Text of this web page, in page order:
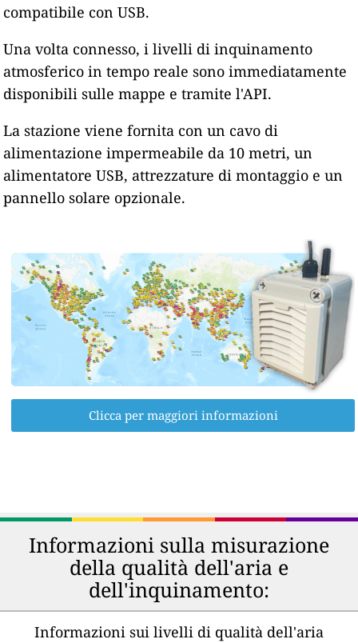
compatibile con USB.
Una volta connesso, i livelli di inquinamento
atmosferico in tempo reale sono immediatamente
disponibili sulle mappe e tramite l'API.
La stazione viene fornita con un cavo di
alimentazione impermeabile da 10 metri, un
alimentatore USB, attrezzature di montaggio e un
pannello solare opzionale.
Clicca per maggiori informazioni
Informazioni sulla misurazione
della qualità dell'aria e
dell'inquinamento:
Informazioni sui livelli di qualità dell'aria